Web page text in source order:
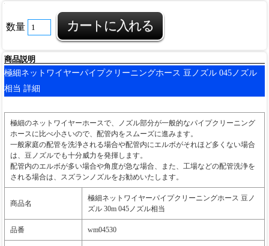
数量
商品説明
極細ネットワイヤーパイプクリーニングホース 豆ノズル 045ノズル
相当 詳細
極細のネットワイヤーホースで、ノズル部分が一般的なパイプクリーニング
ホースに比べ小さいので、配管内をスムーズに進みます。
一般家庭の配管を洗浄される場合や配管内にエルボがそれほど多くない場合
は、豆ノズルでも十分威力を発揮します。
配管内のエルボが多い場合や角度が急な場合、また、工場などの配管洗浄を
される場合は、スズランノズルをお勧めいたします。
商品名
極細ネットワイヤーパイプクリーニングホース 豆ノ
ズル 30m 045ノズル相当
品番 wm04530